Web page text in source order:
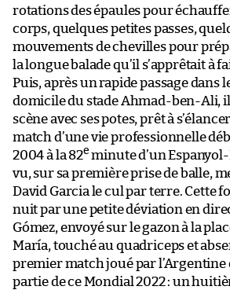
rotations des épaules pour
corps, quelques petites passes,
mouvements de chevilles pour
la longue balade qu’il s’apprêtait à
Puis, après un rapide passage dans
domicile du stade Ahmad-ben-Ali,
scène avec ses potes, prêt à
match d’une vie professionnelle
2004 à la 82e minute d’un
vu, sur sa première prise de balle,
David Garcia le cul par terre. Cette
nuit par une petite déviation en
Gómez, envoyé sur le gazon à la
María, touché au quadriceps et
premier match joué par l’Argentine
partie de ce Mondial 2022 : un